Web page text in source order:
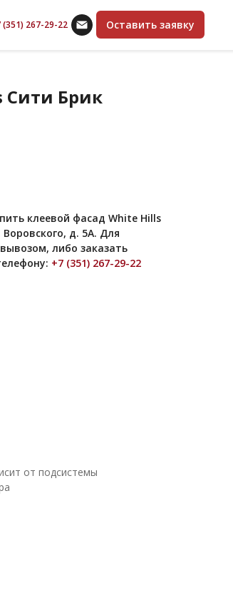
(351) 267-29-22 Оставить заявку
Сити Брик
клеевой фасад White Hills
д. 5А. Для
либо заказать
+7 (351) 267-29-22
от подсистемы